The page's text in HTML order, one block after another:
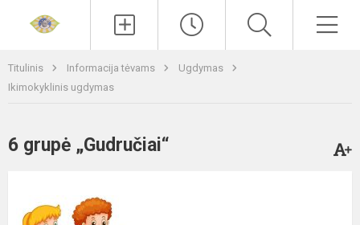
Titulinis Informacija tėvams
Ugdymas
Ikimokyklinis ugdymas
6 grupė „Gudručiai“